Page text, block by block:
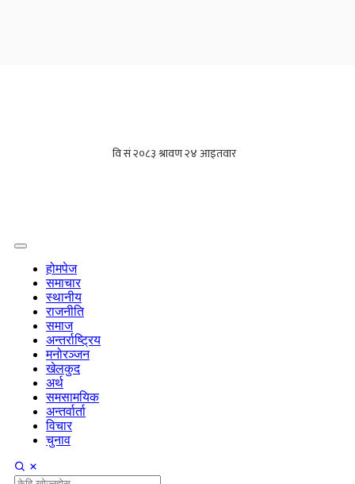
होमपेज
समाचार
स्थानीय
राजनीति
समाज
अन्तर्राष्ट्रिय
मनोरञ्जन
खेलकुद
अर्थ
समसामयिक
अन्तर्वार्ता
विचार
चुनाव